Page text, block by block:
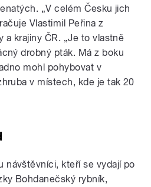
„V celém Česku jich
Vlastimil Peřina z
a krajiny ČR. „Je to vlastně
drobný pták. Má z boku
mohl pohybovat v
v místech, kde je tak 20
návštěvníci, kteří se vydají po
Bohdanečský rybník,